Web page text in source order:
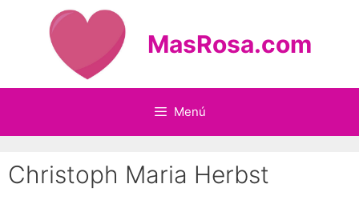
contenido
MasRosa.com
Menú
Christoph Maria Herbst